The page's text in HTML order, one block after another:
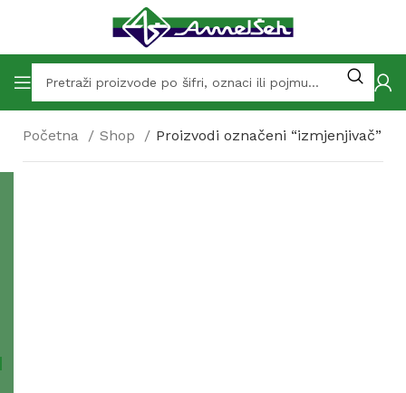
Početna Shop Proizvodi označeni “izmjenjivač”